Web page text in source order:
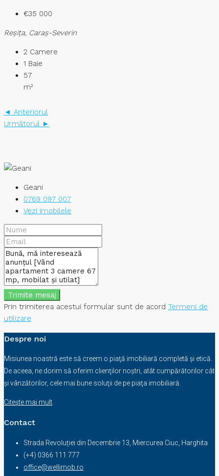
€35 000
Reşiţa, Caraș-Severin
2 Camere
1 Baie
57
m²
◄ Anteriorul
Următorul ►
Geani
0769 097 007
Vezi imobilele
Trimite mesaj
Prin trimiterea acestui formular sunt de acord Termeni de
utilizare
Despre noi
Misiunea noastră este să creem o piaţă imobiliară completă şi etică.
De aceea, ne dorim să oferim clienţilor noştri, atât cumpărătorilor cât
şi vânzătorilor, cele mai bune soluţii de pe piaţa imobiliară.
Citește mai mult
Contact
Strada Revoluției din Decembrie 13, Miercurea Ciuc, Harghita
(+4) 0366 111 777
office@wellimob.ro